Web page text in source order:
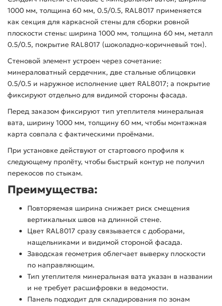
1000 мм, толщина 60 мм, 0.5/0.5, RAL8017 применяется
как секция для каркасной стены для сборки ровной
плоскости стены: ширина 1000 мм, толщина 60 мм, металл
0.5/0.5, покрытие RAL8017 (шоколадно-коричневый тон).
Стеновой элемент устроен через сочетание:
минераловатный сердечник, две стальные облицовки
0.5/0.5 и наружное исполнение цвет RAL8017; а покрытие
фиксируют отдельно для видимой стороны фасада.
Перед заказом фиксируют тип утеплителя минеральная
вата, ширину 1000 мм, толщину 60 мм, чтобы монтажная
карта совпала с фактическими проёмами.
При установке действуют от стартового профиля к
следующему пролёту, чтобы быстрый контур не получил
перекосов по стыкам.
Преимущества:
Повторяемая ширина снижает риск смещения
вертикальных швов на длинной стене.
Цвет RAL8017 сразу связывается с доборами,
нащельниками и видимой стороной фасада.
Заводская геометрия облегчает выверку плоскости
по направляющим.
Тип утеплителя минеральная вата указан в названии
и не требует расшифровки в ведомости.
Панель подходит для складирования по зонам